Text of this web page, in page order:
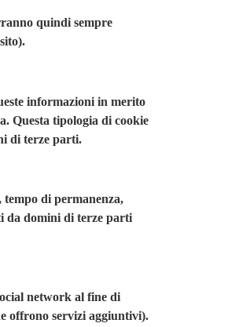
quindi sempre
informazioni in merito
Questa tipologia di cookie
di terze parti.
di permanenza,
da domini di terze parti
network al fine di
offrono servizi aggiuntivi).